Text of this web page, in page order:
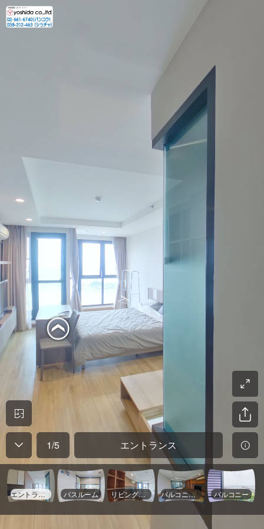
1/5 エントランス
エントランス バスルーム リビング＆ベッドルーム バルコニーそば バルコニー